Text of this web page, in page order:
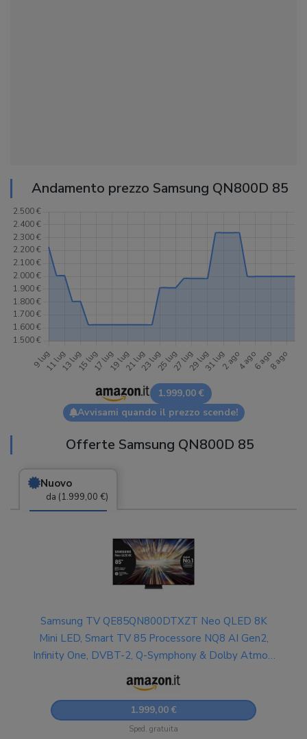
Andamento prezzo Samsung QN800D 85
1.999,00 €
Avvisami quando il prezzo scende!
Offerte Samsung QN800D 85
Nuovo
da (1.999,00 €)
Samsung TV QE85QN800DTXZT Neo QLED 8K
Mini LED, Smart TV 85 Processore NQ8 AI Gen2,
Infinity One, DVBT-2, Q-Symphony & Dolby Atmos,
Integrato con Alexa, Graphite Black 2024
1.999,00 €
Sped. gratuita